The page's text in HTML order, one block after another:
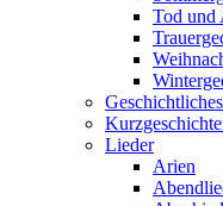
Tod und
Geschichtliches
Lieder
Arien